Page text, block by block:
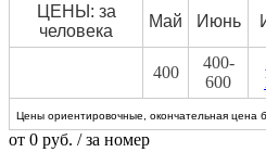
ЦЕНЫ: за
человека
Май Июнь
400
400-
600
Цены ориентировочные, окончательная цена
от 0 руб. / за номер